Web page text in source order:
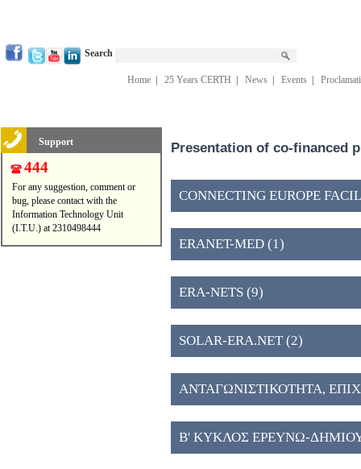
Search
Home 25 Years CERTH News Events
Support
444
For any suggestion, comment or
bug, please contact with the
Information Technology Unit
(I.T.U.) at 2310498444
Presentation of co-financed
CONNECTING EUROPE
ERANET-MED (1)
ERA-NETS (9)
SOLAR-ERA.NET (2)
ΑΝΤΑΓΩΝΙΣΤΙΚΟΤΗΤΑ,
ΚΑΙΝΟΤΟΜΙΑ (6)
Β' ΚΥΚΛΟΣ ΕΡΕΥΝΩ-